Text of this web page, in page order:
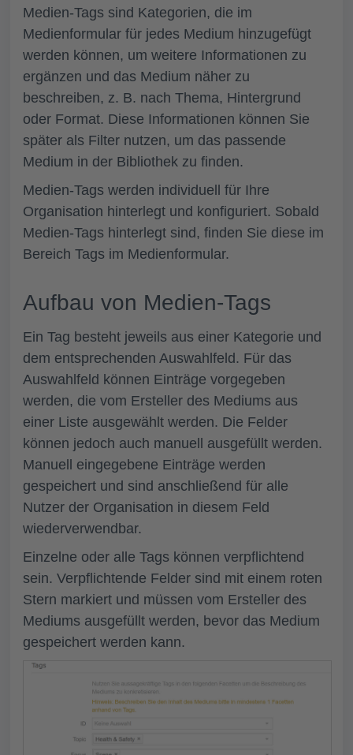
Medien-Tags sind Kategorien, die im
Medienformular für jedes Medium hinzugefügt
werden können, um weitere Informationen zu
ergänzen und das Medium näher zu
beschreiben, z. B. nach Thema, Hintergrund
oder Format. Diese Informationen können Sie
später als Filter nutzen, um das passende
Medium in der Bibliothek zu finden.
Medien-Tags werden individuell für Ihre
Organisation hinterlegt und konfiguriert. Sobald
Medien-Tags hinterlegt sind, finden Sie diese im
Bereich Tags im Medienformular.
Aufbau von Medien-Tags
Ein Tag besteht jeweils aus einer Kategorie und
dem entsprechenden Auswahlfeld. Für das
Auswahlfeld können Einträge vorgegeben
werden, die vom Ersteller des Mediums aus
einer Liste ausgewählt werden. Die Felder
können jedoch auch manuell ausgefüllt werden.
Manuell eingegebene Einträge werden
gespeichert und sind anschließend für alle
Nutzer der Organisation in diesem Feld
wiederverwendbar.
Einzelne oder alle Tags können verpflichtend
sein. Verpflichtende Felder sind mit einem roten
Stern markiert und müssen vom Ersteller des
Mediums ausgefüllt werden, bevor das Medium
gespeichert werden kann.